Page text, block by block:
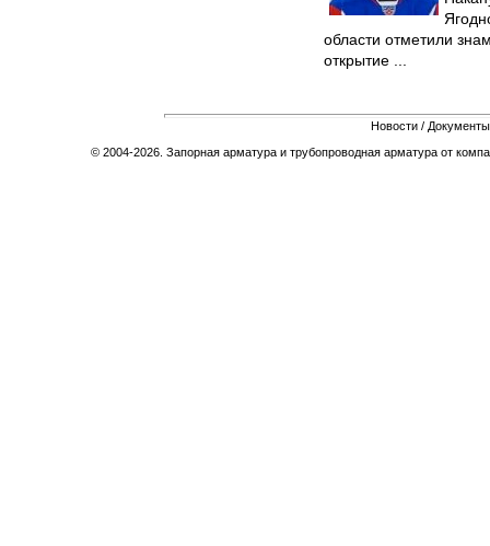
области отметили
открытие ...
Новости / Документы
© 2004-2026. Запорная арматура и трубопроводная арматура от